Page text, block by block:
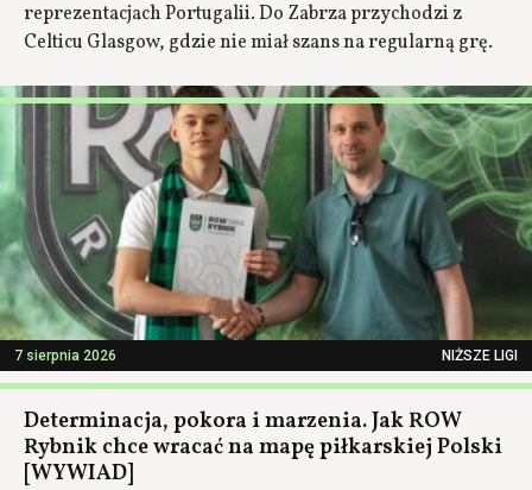
reprezentacjach Portugalii. Do Zabrza przychodzi z
Celticu Glasgow, gdzie nie miał szans na regularną grę.
7 sierpnia 2026 NIŻSZE LIGI
Determinacja, pokora i marzenia. Jak ROW
Rybnik chce wracać na mapę piłkarskiej Polski
[WYWIAD]